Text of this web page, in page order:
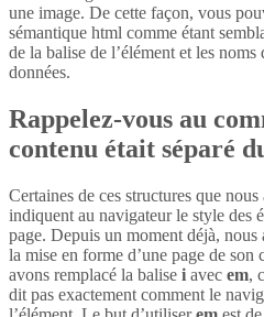
une image. De cette façon, vous
sémantique html comme étant
de la balise de l’élément et les
données.
Rappelez-vous au
contenu était séparé
Certaines de ces structures que
indiquent au navigateur le style des
page. Depuis un moment déjà, nous
la mise en forme d’une page de son
avons remplacé la balise i avec em,
dit pas exactement comment le